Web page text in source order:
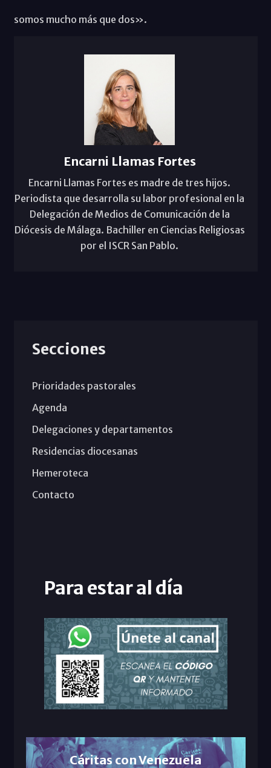
somos mucho más que dos».
Encarni Llamas Fortes
Encarni Llamas Fortes es madre de tres hijos.
Periodista que desarrolla su labor profesional en la
Delegación de Medios de Comunicación de la
Diócesis de Málaga. Bachiller en Ciencias Religiosas
por el ISCR San Pablo.
Secciones
Prioridades pastorales
Agenda
Delegaciones y departamentos
Residencias diocesanas
Hemeroteca
Contacto
Para estar al día
Cáritas con Venezuela